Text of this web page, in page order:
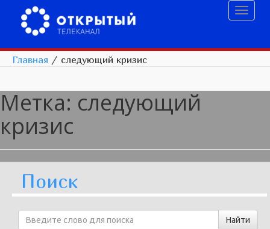
Главная / следующий кризис
Метка: следующий
кризис
Поиск